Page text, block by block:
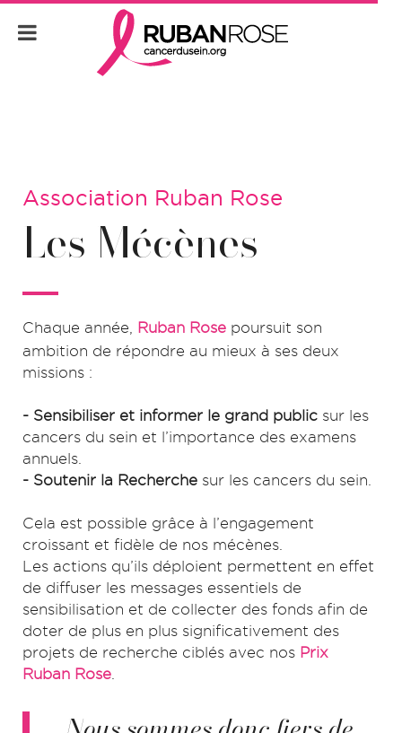
Association Ruban Rose
Les Mécènes
Chaque année, Ruban Rose poursuit son
ambition de répondre au mieux à ses deux
missions :
- Sensibiliser et informer le grand public sur les
cancers du sein et l’importance des examens
annuels.
- Soutenir la Recherche sur les cancers du sein.
Cela est possible grâce à l’engagement
croissant et fidèle de nos mécènes.
Les actions qu’ils déploient permettent en effet
de diffuser les messages essentiels de
sensibilisation et de collecter des fonds afin de
doter de plus en plus significativement des
projets de recherche ciblés avec nos Prix
Ruban Rose